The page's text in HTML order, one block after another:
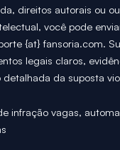
direitos autorais ou
você pode
{at} fansoria.com.
legais claros,
da suposta
infração vagas,